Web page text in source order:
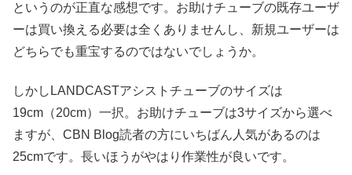
というのが正直な感想です。お助けチューブの既存ユーザ
ーは買い換える必要は全くありませんし、新規ユーザーは
どちらでも重宝するのではないでしょうか。
しかしLANDCASTアシストチューブのサイズは
19cm（20cm）一択。お助けチューブは3サイズから選べ
ますが、CBN Blog読者の方にいちばん人気があるのは
25cmです。長いほうがやはり作業性が良いです。